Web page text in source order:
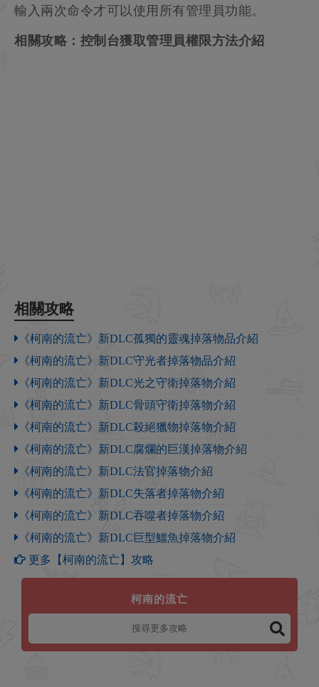
輸入兩次命令才可以使用所有管理員功能。
相關攻略：控制台獲取管理員權限方法介紹
相關攻略
《柯南的流亡》新DLC孤獨的靈魂掉落物品介紹
《柯南的流亡》新DLC守光者掉落物品介紹
《柯南的流亡》新DLC光之守衛掉落物介紹
《柯南的流亡》新DLC骨頭守衛掉落物介紹
《柯南的流亡》新DLC殺絕獵物掉落物介紹
《柯南的流亡》新DLC腐爛的巨漢掉落物介紹
《柯南的流亡》新DLC法官掉落物介紹
《柯南的流亡》新DLC失落者掉落物介紹
《柯南的流亡》新DLC吞噬者掉落物介紹
《柯南的流亡》新DLC巨型鱷魚掉落物介紹
更多【柯南的流亡】攻略
柯南的流亡